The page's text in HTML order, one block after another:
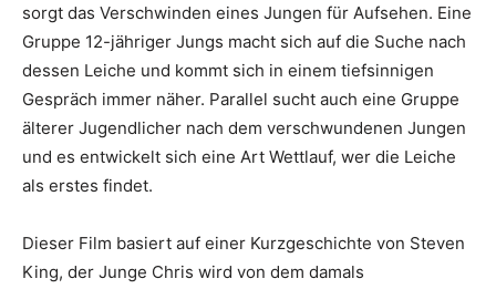
sorgt das Verschwinden eines Jungen für Aufsehen. Eine
Gruppe 12-jähriger Jungs macht sich auf die Suche nach
dessen Leiche und kommt sich in einem tiefsinnigen
Gespräch immer näher. Parallel sucht auch eine Gruppe
älterer Jugendlicher nach dem verschwundenen Jungen
und es entwickelt sich eine Art Wettlauf, wer die Leiche
als erstes findet.
Dieser Film basiert auf einer Kurzgeschichte von Steven
King, der Junge Chris wird von dem damals